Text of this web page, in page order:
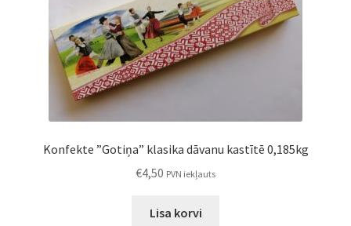
Konfekte ”Gotiņa” klasika dāvanu kastītē 0,185kg
€4,50 PVN iekļauts
Lisa korvi